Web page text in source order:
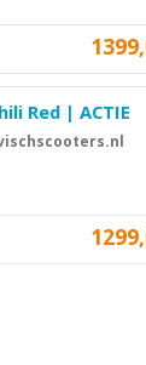
Red | ACTIE